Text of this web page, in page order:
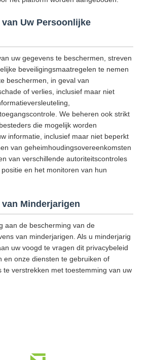
Uw Persoonlijke
uw gegevens te beschermen, streven
beveiligingsmaatregelen te nemen
beschermen, in geval van
of verlies, inclusief maar niet
We beheren ook strikt
die mogelijk worden
informatie, inclusief maar niet beperkt
van geheimhoudingsovereenkomsten
van verschillende autoriteitscontroles
en het monitoren van hun
Minderjarigen
aan de bescherming van de
van minderjarigen. Als u minderjarig
uw voogd te vragen dit privacybeleid
en onze diensten te gebruiken of
te verstrekken met toestemming van uw